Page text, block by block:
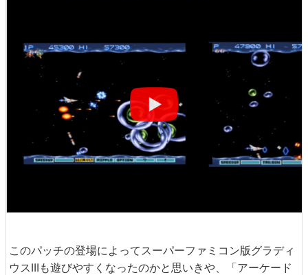
このパッチの登場によってスーパーファミコン版グラディ
ウスIIIも遊びやすくなったのかと思いきや、「アーケード